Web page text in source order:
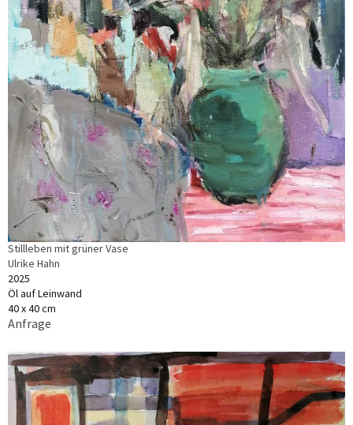
Stillleben mit grüner Vase
Ulrike Hahn
2025
Öl auf Leinwand
40 x 40 cm
Anfrage